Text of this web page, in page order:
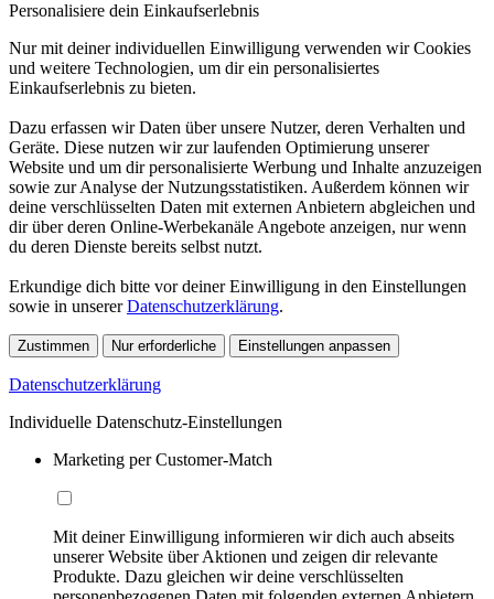
Personalisiere dein Einkaufserlebnis
Nur mit deiner individuellen Einwilligung verwenden wir Cookies
und weitere Technologien, um dir ein personalisiertes
Einkaufserlebnis zu bieten.
Dazu erfassen wir Daten über unsere Nutzer, deren Verhalten und
Geräte. Diese nutzen wir zur laufenden Optimierung unserer
Website und um dir personalisierte Werbung und Inhalte anzuzeigen
sowie zur Analyse der Nutzungsstatistiken. Außerdem können wir
deine verschlüsselten Daten mit externen Anbietern abgleichen und
dir über deren Online-Werbekanäle Angebote anzeigen, nur wenn
du deren Dienste bereits selbst nutzt.
Erkundige dich bitte vor deiner Einwilligung in den Einstellungen
sowie in unsererDatenschutzerklärung.
Zustimmen Nur erforderliche Einstellungen anpassen
Datenschutzerklärung
Individuelle Datenschutz-Einstellungen
Marketing per Customer-Match
Mit deiner Einwilligung informieren wir dich auch abseits
unserer Website über Aktionen und zeigen dir relevante
Produkte. Dazu gleichen wir deine verschlüsselten